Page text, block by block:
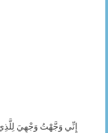
إِنِّي وَجَّهْتُ وَجْهِيَ